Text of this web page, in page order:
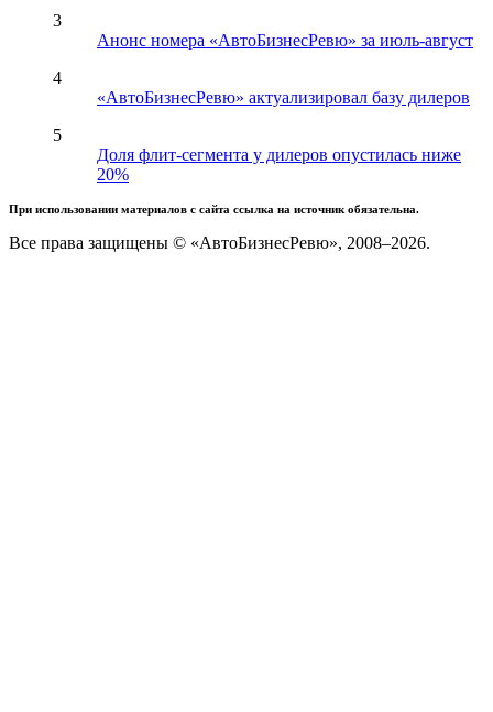
3
Анонс номера «АвтоБизнесРевю» за июль-август
4
«АвтоБизнесРевю» актуализировал базу дилеров
5
Доля флит-сегмента у дилеров опустилась ниже
20%
При использовании материалов с сайта ссылка на источник обязательна.
Все права защищены © «АвтоБизнесРевю», 2008–2026.